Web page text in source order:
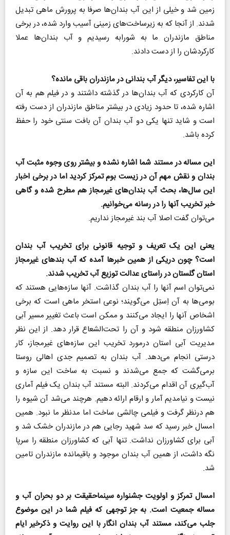
زمین شد و خیلی از این آب بندان‌ها صرفا به پرورش ماهی تبدیل
شدند. از آنجا که به زیرساخت‌های زمینی آسیب وارد شده، در برخی
مناطق مازندران ما به شورابه رسیدیم و آب بندان‌ها عملا
کارکردشان را از دست دادند.
با این تفاسیر، دیگر آب بندانی در مازندران باقی مانده؟
آن کارکردی که آب بندان‌ها در گذشته داشتند و در فیلم هم به آن
اشاره شده، تا حدود زیادی در بیشتر مناطق مازندران از دست رفته
است و شاید تنها یکی دو آب بندان آن بافت سنتی خود را حفظ
کرده باشد.
این مساله در مستند شما اشاره نشده و بیشتر روی وجوه مثبت آب
بندان و نقش مهم آن در زیست بوم تمرکز کردید اما در برخی اخبار
این سال‌ها، بحث آب بندان‌های غیرمجاز هم مطرح شده و گاهی
خبر تخریب آنها را در رسانه می‌خوانیم.
می‌توان گفت اصلا آب بند غیرمجاز نداریم.
یعنی این یک تعریف و توجیه قانونی برای تخریب آب بندان
است؟ چون دریکی از همین خبرها آمده که آب بندهای غیرمجاز
استان گلستان در راستای عدالت توزیع آب تخریب شدند.
نمی‌توان اسم آنها را آب بندان گذاشت. آنها سازه‌هایی هستند که
بومی‌ها به آن اِستِل می‌گویند؛ نوعی استخر ماهی است که برخی
اشخاص آنها را ایجاد می‌کنند و ممکن است باعث تغییر مسیر آبی
کشاورزان منطقه شود و آن را تحت‌الشعاع قرار دهد. از این نظر
مدیریت آبی استان درمورد تخریب این سازه‌های غیرمجاز، کار
درستی انجام می‌دهد. آب بندان به تصمیم جدی اهالی روستا
برمی‌گشت که جمع می‌شدند و نسبت به ساخت این سازه و
آب‌گیری آن اقدام می‌کردند. البته مستند آب بندان یک فیلم آماری
نیست و نیامدیم آمار و ارقام ارائه دهیم. هرچند می‌شد آن شیوه را
هم درنظر گرفت و فیلمی چالشی ساخت اما مدنظر ما نبود. همین
امسال خبر رسید که سد شهید رجایی هم در مازندران خشک شد و
آبی برای کشاورزان نداشت. تنها آبی که کشاورزان منطقه را سرپا
نگه داشت، از همین آب بندان موجود و باقیمانده مازندران تامین
شد.
امسال تمرکز و اولویت جشنواره سینماحقیقت بر دو بحران آب و
مساله جمعیت است. به جز توجهی که فیلم شما در این موضوع
جلب می‌کند، مستند آب بندان انگار با این روایت و ذکرخیر ایام